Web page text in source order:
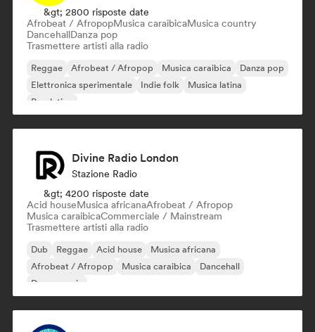
&gt; 2800 risposte date
Afrobeat / AfropopMusica caraibicaMusica country
DancehallDanza pop
Trasmettere artisti alla radio
Reggae Afrobeat / Afropop Musica caraibica
Danza pop
Elettronica sperimentale
Indie folk
Musica latina
Pop latino
Divine Radio London
Stazione Radio
&gt; 4200 risposte date
Acid houseMusica africanaAfrobeat / Afropop
Musica caraibicaCommerciale / Mainstream
Trasmettere artisti alla radio
Dub Reggae Acid house
Musica africana
Afrobeat / Afropop
Musica caraibica
Dancehall
Dance music